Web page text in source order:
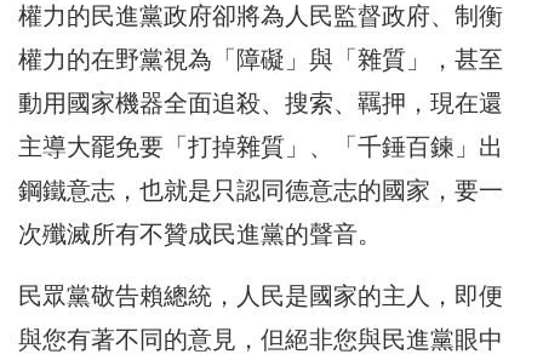
權力的民進黨政府卻將為人民監督政府、制衡
權力的在野黨視為「障礙」與「雜質」，甚至
動用國家機器全面追殺、搜索、羈押，現在還
主導大罷免要「打掉雜質」、「千錘百鍊」出
鋼鐵意志，也就是只認同德意志的國家，要一
次殲滅所有不贊成民進黨的聲音。
民眾黨敬告賴總統，人民是國家的主人，即便
與您有著不同的意見，但絕非您與民進黨眼中